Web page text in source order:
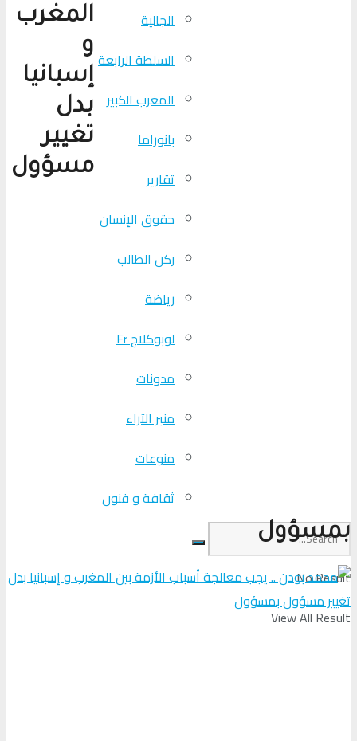
الجالية
السلطة الرابعة
المغرب الكبير
بانوراما
تقارير
حقوق الإنسان
ركن الطالب
رياضة
لوبوكلاج Fr
مدونات
منبر الآراء
منوعات
ثقافة و فنون
No Result
View All Result
المغرب
و
إسبانيا
بدل
تغيير
مسؤول
بمسؤول